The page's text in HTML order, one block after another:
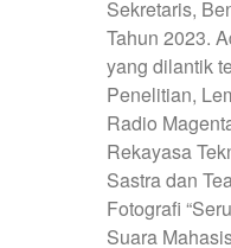
Sekretaris,
Tahun 2023.
yang dilantik
Penelitian,
Radio
Rekayasa
Sastra dan
Fotografi
Suara